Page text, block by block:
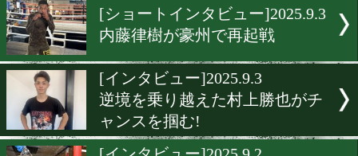
三代大訓の引退と新たな挑
[展開予想]2025.9.10
高田勇仁vs松本流星! ミニ
級の名トレーナーが展開予